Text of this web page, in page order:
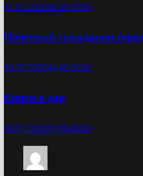
31.07.202604.08.2026
Почетный гражданин
30.07.202604.08.2026
Книги в дар
30.07.202603.08.2026